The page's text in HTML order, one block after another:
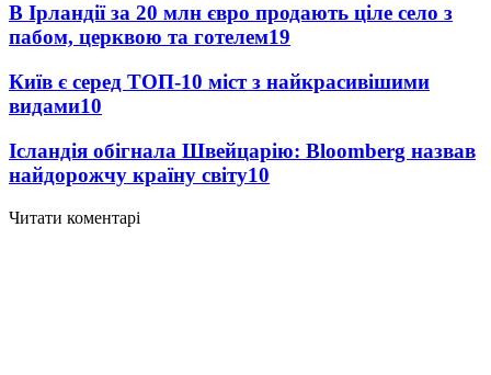
В Ірландії за 20 млн євро продають ціле село з
пабом, церквою та готелем19
Київ є серед ТОП-10 міст з найкрасивішими
видами10
Ісландія обігнала Швейцарію: Bloomberg назвав
найдорожчу країну світу10
Читати коментарі